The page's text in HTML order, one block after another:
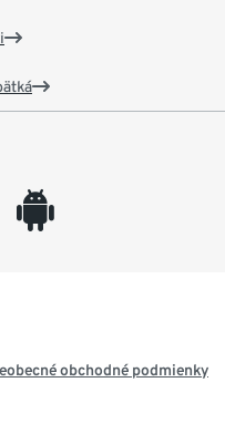
android
obchodné podmienky